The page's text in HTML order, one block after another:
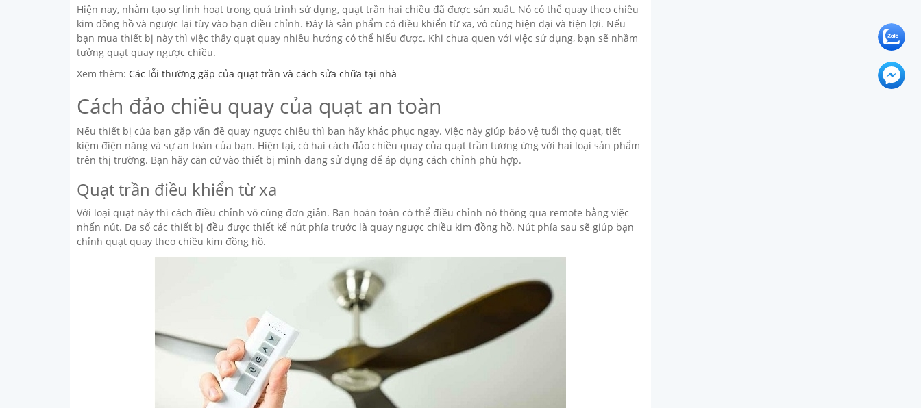
Hiện nay, nhằm tạo sự linh hoạt trong quá trình sử dụng, quạt trần hai chiều đã được sản xuất. Nó có thể quay theo chiều
kim đồng hồ và ngược lại tùy vào bạn điều chỉnh. Đây là sản phẩm có điều khiển từ xa, vô cùng hiện đại và tiện lợi. Nếu
bạn mua thiết bị này thì việc thấy quạt quay nhiều hướng có thể hiểu được. Khi chưa quen với việc sử dụng, bạn sẽ nhầm
tưởng quạt quay ngược chiều.
Xem thêm: Các lỗi thường gặp của quạt trần và cách sửa chữa tại nhà
Cách đảo chiều quay của quạt an toàn
Nếu thiết bị của bạn gặp vấn đề quay ngược chiều thì bạn hãy khắc phục ngay. Việc này giúp bảo vệ tuổi thọ quạt, tiết
kiệm điện năng và sự an toàn của bạn. Hiện tại, có hai cách đảo chiều quay của quạt trần tương ứng với hai loại sản phẩm
trên thị trường. Bạn hãy căn cứ vào thiết bị mình đang sử dụng để áp dụng cách chỉnh phù hợp.
Quạt trần điều khiển từ xa
Với loại quạt này thì cách điều chỉnh vô cùng đơn giản. Bạn hoàn toàn có thể điều chỉnh nó thông qua remote bằng việc
nhấn nút. Đa số các thiết bị đều được thiết kế nút phía trước là quay ngược chiều kim đồng hồ. Nút phía sau sẽ giúp bạn
chỉnh quạt quay theo chiều kim đồng hồ.